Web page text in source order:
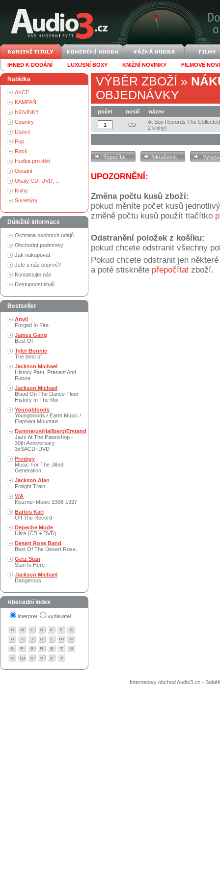
IHNED K DODÁNÍ LUXUSNÍ BOXY KNIŽNÍ NOVINKY FILMOVÉ
Nabídka
AKCE
KAMPAŇ
NOVINKY
Country
Dance
Pop
Rock
Hudba pro děti
Ostatní
Obaly CD, DVD, ...
Knihy
Suvenýry
Důležité informace
Ochrana osobních údajů
Obchodní podmínky
Jak nakupovat
Jste u nás poprvé?
Kontaktujte nás
Dostupnost titulů
Bestseller
Anvil
Forged In Fire
James Gang
Best Of
Tyler Bonnie
The best of
Jackson Michael
History Past, Present And
Future
Jackson Michael
Blood On The Dance Floor -
History In The Mix
Youngbloods
Youngbloods / Earth Music /
Elephant Mountain
Domnerus/Hallberg/Erstand
Jazz At The Pawnshop -
30th Anniversary
3xSACD+DVD
Prodigy
Music For The Jilted
Generation
Jackson Alan
Freight Train
V/A
Klezmer Music 1908-1927
Bartos Karl
Off The Record
Depeche Mode
Ultra (CD + DVD)
Desert Rose Band
Best Of The Desert Rose..
Getz Stan
Stan Is Here
Jackson Michael
Dangerous
Abecední index
interpret vydavatel
VÝBĚR ZBOŽÍ »
OBJEDNÁVKY
počet nosič název
CD
At Sun Records The
2 knihy)
UPOZORNĚNÍ:
Změna počtu kusů zboží:
pokud měníte počet kusů
změně počtu kusů použít tlačítko
Odstranění položek z košíku:
pokud chcete odstranit všechny
Pokud chcete odstranit jen
a poté stiskněte přepočítat zboží.
Internetový obchod Audio3.cz -